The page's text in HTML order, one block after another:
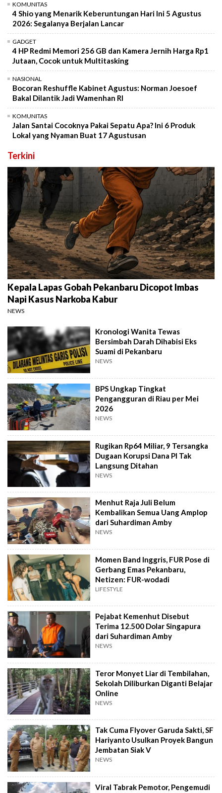
KOMUNITAS
4 Shio yang Menarik Keberuntungan Hari Ini 5 Agustus
2026: Segalanya Berjalan Lancar
GADGET
4 HP Redmi Memori 256 GB dan Kamera Jernih Harga Rp1
Jutaan, Cocok untuk Multitasking
NASIONAL
Bocoran Reshuffle Kabinet Agustus: Norman Joesoef
Bakal Dilantik Jadi Wamenhan RI
KOMUNITAS
Jalan Santai Cocoknya Pakai Sepatu Apa? Ini 6 Produk
Lokal yang Nyaman Buat 17 Agustusan
Terkini
Kepala Lapas Gobah Pekanbaru Dicopot Imbas
Napi Kasus Narkoba Kabur
NEWS
Kronologi Wanita Tewas
Bersimbah Darah Dihabisi Eks
Suami di Pekanbaru
NEWS
BPS Ungkap Tingkat
Pengangguran di Riau per Mei
2026
NEWS
Rugikan Rp64 Miliar, 9 Tersangka
Dugaan Korupsi Dana PI Tak
Langsung Ditahan
NEWS
Menhut Raja Juli Belum
Kembalikan Semua Uang Amplop
dari Suhardiman Amby
NEWS
Momen Band Inggris, FUR Pose di
Gerbang Emas Pekanbaru,
Netizen: FUR-wodadi
LIFESTYLE
Pejabat Kemenhut Disebut
Terima 12.500 Dolar Singapura
dari Suhardiman Amby
NEWS
Teror Monyet Liar di Tembilahan,
Sekolah Diliburkan Diganti Belajar
Online
NEWS
Tak Cuma Flyover Garuda Sakti, SF
Hariyanto Usulkan Proyek Bangun
Jembatan Siak V
NEWS
Viral Tabrak Pemotor, Pengemudi